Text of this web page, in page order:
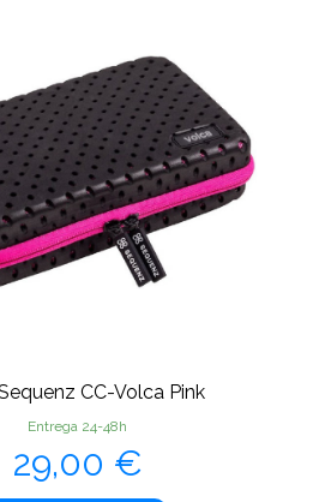
CC-Volca Pink
Entrega 24-48h
Precio
29,00 €